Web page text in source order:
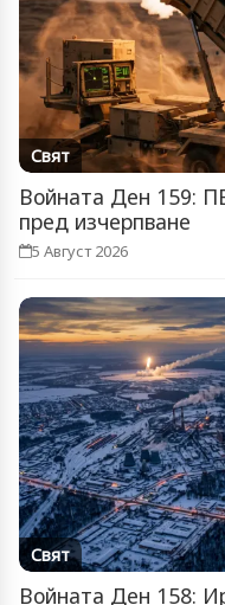
Свят
Войната Ден 159:
пред изчерпване
5 Август 2026
Свят
Войната Ден 158: